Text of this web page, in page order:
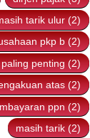
tarik ulur (2)
pkp b (2)
penting (2)
atas (2)
ppn (2)
masih tarik (2)